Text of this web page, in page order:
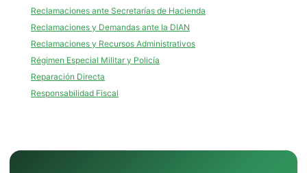
Reclamaciones ante Secretarías de Hacienda
Reclamaciones y Demandas ante la DIAN
Reclamaciones y Recursos Administrativos
Régimen Especial Militar y Policía
Reparación Directa
Responsabilidad Fiscal